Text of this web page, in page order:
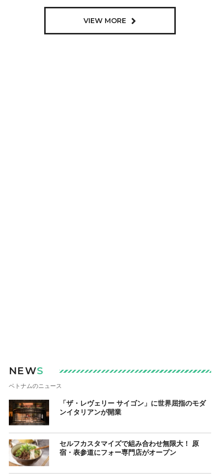
VIEW MORE
NEWS
ベトナムのニュース
「ザ・レヴェリー サイゴン」に世界屈指のモダ
ンイタリアンが開業
セルフカスタマイズで組み合わせ無限大！ 原
宿・表参道にフォー専門店がオープン